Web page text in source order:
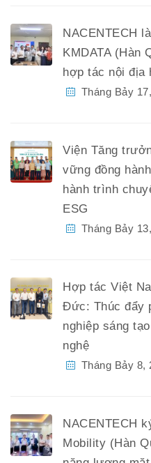
NACENTECH
KMDATA (Hàn
hợp tác nội địa
Tháng Bảy
Viện Tăng
vững đồng
hành trình
ESG
Tháng Bảy
Hợp tác Việt
Đức: Thúc đẩy
nghiệp sáng
nghệ
Tháng Bảy 8,
NACENTECH
Mobility (Hàn